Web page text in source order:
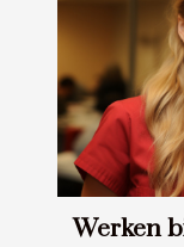
Werken